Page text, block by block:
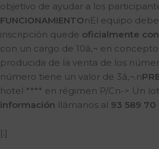
objetivo de ayudar a los
FUNCIONAMIENTOnEl equipo
inscripción quede oficialmente
con un cargo de 10â‚¬ en
producida de la venta de los
número tiene un valor de 3â‚¬.n
hotel **** en régimen P/Cn-> Un
información llámanos al 93 589 70
[:]